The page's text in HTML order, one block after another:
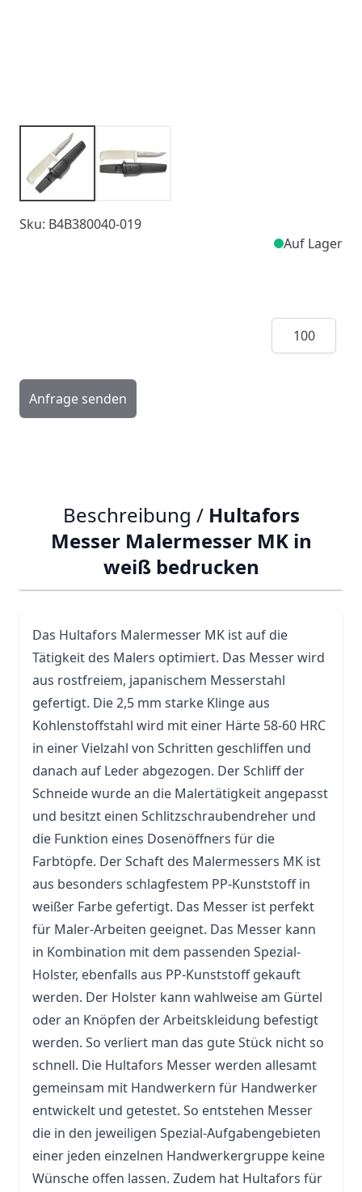
Sku: B4B380040-019
Auf Lager
Menge
Anfrage senden
Beschreibung / Hultafors
Messer Malermesser MK in
weiß bedrucken
Das Hultafors Malermesser MK ist auf die
Tätigkeit des Malers optimiert. Das Messer wird
aus rostfreiem, japanischem Messerstahl
gefertigt. Die 2,5 mm starke Klinge aus
Kohlenstoffstahl wird mit einer Härte 58-60 HRC
in einer Vielzahl von Schritten geschliffen und
danach auf Leder abgezogen. Der Schliff der
Schneide wurde an die Malertätigkeit angepasst
und besitzt einen Schlitzschraubendreher und
die Funktion eines Dosenöffners für die
Farbtöpfe. Der Schaft des Malermessers MK ist
aus besonders schlagfestem PP-Kunststoff in
weißer Farbe gefertigt. Das Messer ist perfekt
für Maler-Arbeiten geeignet. Das Messer kann
in Kombination mit dem passenden Spezial-
Holster, ebenfalls aus PP-Kunststoff gekauft
werden. Der Holster kann wahlweise am Gürtel
oder an Knöpfen der Arbeitskleidung befestigt
werden. So verliert man das gute Stück nicht so
schnell. Die Hultafors Messer werden allesamt
gemeinsam mit Handwerkern für Handwerker
entwickelt und getestet. So entstehen Messer
die in den jeweiligen Spezial-Aufgabengebieten
einer jeden einzelnen Handwerkergruppe keine
Wünsche offen lassen. Zudem hat Hultafors für